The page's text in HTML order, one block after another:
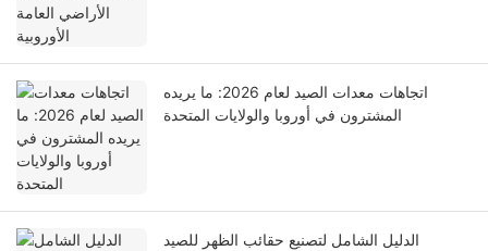
اتجاهات معدات الصيد لعام 2026: ما يريده
المشترون في أوروبا والولايات المتحدة
الدليل الشامل لتصنيع حقائب الظهر للصيد